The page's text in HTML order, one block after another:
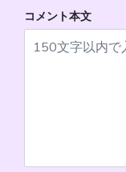
コメント本文